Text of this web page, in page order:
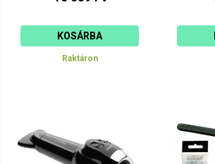
KOSÁRBA
Raktáron